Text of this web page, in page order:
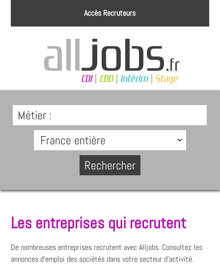
Accès Recruteurs
Métier :
Les entreprises qui recrutent
De nombreuses entreprises recrutent avec Alljobs. Consultez les
annonces d'emploi des sociétés dans votre secteur d'activité.